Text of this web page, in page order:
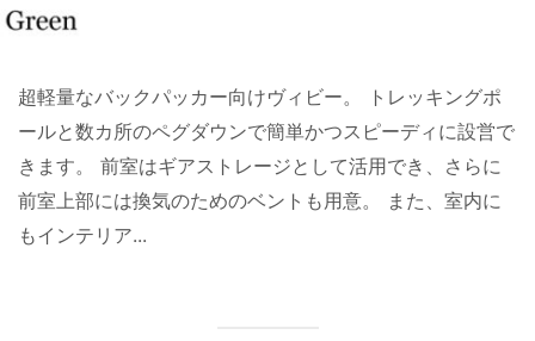
超軽量なバックパッカー向けヴィビー。 トレッキングポ
ールと数カ所のペグダウンで簡単かつスピーディに設営で
きます。 前室はギアストレージとして活用でき、さらに
前室上部には換気のためのベントも用意。 また、室内に
もインテリア...